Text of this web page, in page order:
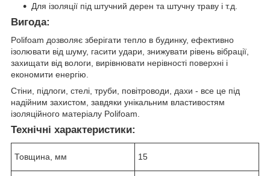
Для ізоляції під штучний дерен та штучну траву і т.д.
Вигода:
Polifoam дозволяє зберігати тепло в будинку, ефективно
ізолювати від шуму, гасити удари, знижувати рівень вібрації,
захищати від вологи, вирівнювати нерівності поверхні і
економити енергію.
Стіни, підлоги, стелі, труби, повітроводи, дахи - все це під
надійним захистом, завдяки унікальним властивостям
ізоляційного матеріалу Polifoam.
Технічні характеристики:
Товщина, мм 15